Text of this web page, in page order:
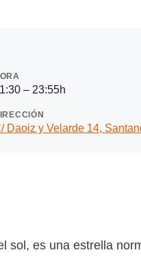
– 23:55h
Daoiz y Velarde 14,
sol, es una estrella